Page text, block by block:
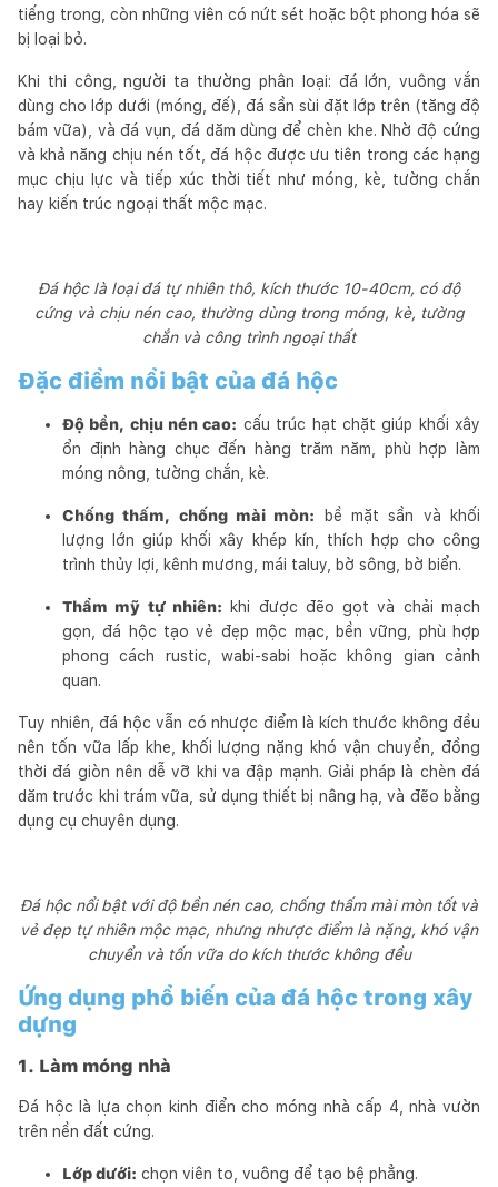
tiếng trong, còn những viên có nứt sét hoặc bột phong hóa sẽ
bị loại bỏ.
Khi thi công, người ta thường phân loại: đá lớn, vuông vắn
dùng cho lớp dưới (móng, đế), đá sần sùi đặt lớp trên (tăng độ
bám vữa), và đá vụn, đá dăm dùng để chèn khe. Nhờ độ cứng
và khả năng chịu nén tốt, đá hộc được ưu tiên trong các hạng
mục chịu lực và tiếp xúc thời tiết như móng, kè, tường chắn
hay kiến trúc ngoại thất mộc mạc.
Đá hộc là loại đá tự nhiên thô, kích thước 10-40cm, có độ
cứng và chịu nén cao, thường dùng trong móng, kè, tường
chắn và công trình ngoại thất
Đặc điểm nổi bật của đá hộc
Độ bền, chịu nén cao: cấu trúc hạt chặt giúp khối xây
ổn định hàng chục đến hàng trăm năm, phù hợp làm
móng nông, tường chắn, kè.
Chống thấm, chống mài mòn: bề mặt sần và khối
lượng lớn giúp khối xây khép kín, thích hợp cho công
trình thủy lợi, kênh mương, mái taluy, bờ sông, bờ biển.
Thẩm mỹ tự nhiên: khi được đẽo gọt và chải mạch
gọn, đá hộc tạo vẻ đẹp mộc mạc, bền vững, phù hợp
phong cách rustic, wabi-sabi hoặc không gian cảnh
quan.
Tuy nhiên, đá hộc vẫn có nhược điểm là kích thước không đều
nên tốn vữa lấp khe, khối lượng nặng khó vận chuyển, đồng
thời đá giòn nên dễ vỡ khi va đập mạnh. Giải pháp là chèn đá
dăm trước khi trám vữa, sử dụng thiết bị nâng hạ, và đẽo bằng
dụng cụ chuyên dụng.
Đá hộc nổi bật với độ bền nén cao, chống thấm mài mòn tốt và
vẻ đẹp tự nhiên mộc mạc, nhưng nhược điểm là nặng, khó vận
chuyển và tốn vữa do kích thước không đều
Ứng dụng phổ biến của đá hộc trong xây
dựng
1. Làm móng nhà
Đá hộc là lựa chọn kinh điển cho móng nhà cấp 4, nhà vườn
trên nền đất cứng.
Lớp dưới: chọn viên to, vuông để tạo bệ phẳng.